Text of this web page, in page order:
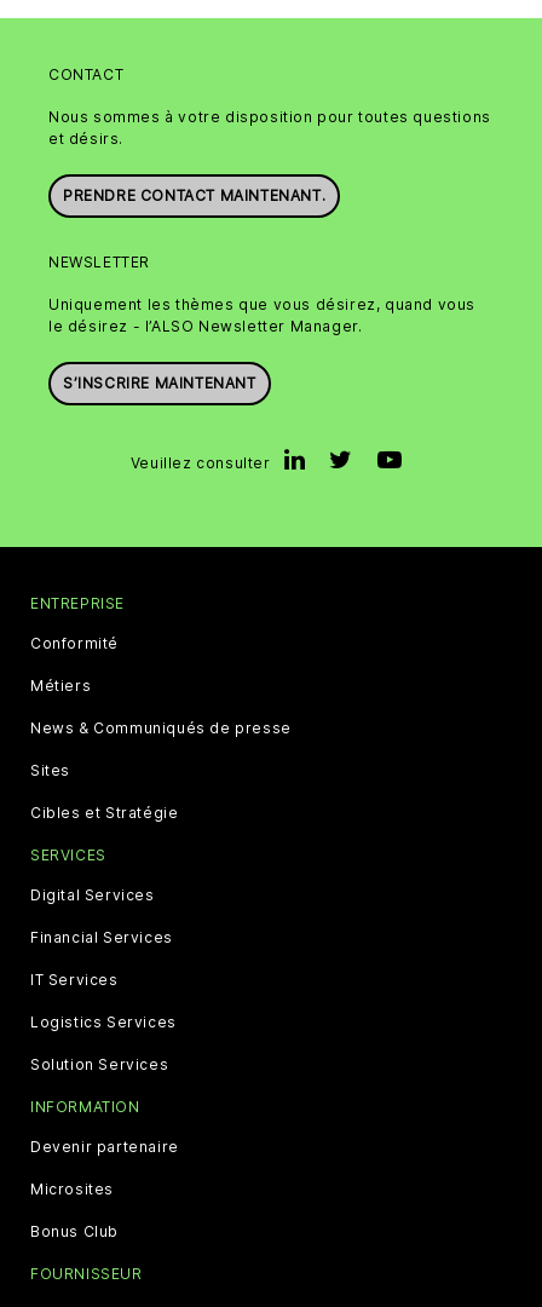
CONTACT
Nous sommes à votre disposition pour toutes questions
et désirs.
PRENDRE CONTACT MAINTENANT.
NEWSLETTER
Uniquement les thèmes que vous désirez, quand vous
le désirez - l’ALSO Newsletter Manager.
S’INSCRIRE MAINTENANT
Veuillez consulter
ENTREPRISE
Conformité
Métiers
News & Communiqués de presse
Sites
Cibles et Stratégie
SERVICES
Digital Services
Financial Services
IT Services
Logistics Services
Solution Services
INFORMATION
Devenir partenaire
Microsites
Bonus Club
FOURNISSEUR